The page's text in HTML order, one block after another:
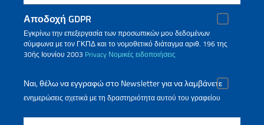
Αποδοχή GDPR
Εγκρίνω την επεξεργασία των προσωπικών μου δεδομένων
σύμφωνα με τον ΓΚΠΔ και το νομοθετικό διάταγμα αριθ. 196 της
30ής Ιουνίου 2003 Privacy Νομικές ειδοποιήσεις
Ναι, θέλω να εγγραφώ στο Newsletter για να λαμβάνετε
ενημερώσεις σχετικά με τη δραστηριότητα αυτού του γραφείου